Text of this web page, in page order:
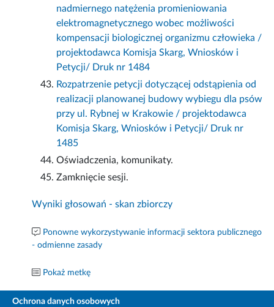
nadmiernego natężenia promieniowania
elektromagnetycznego wobec możliwości
kompensacji biologicznej organizmu człowieka /
projektodawca Komisja Skarg, Wniosków i
Petycji/ Druk nr 1484
Rozpatrzenie petycji dotyczącej odstąpienia od
realizacji planowanej budowy wybiegu dla psów
przy ul. Rybnej w Krakowie / projektodawca
Komisja Skarg, Wniosków i Petycji/ Druk nr
1485
Oświadczenia, komunikaty.
Zamknięcie sesji.
Wyniki głosowań - skan zbiorczy
Ponowne wykorzystywanie informacji sektora publicznego
- odmienne zasady
Pokaż metkę
Ochrona danych osobowych